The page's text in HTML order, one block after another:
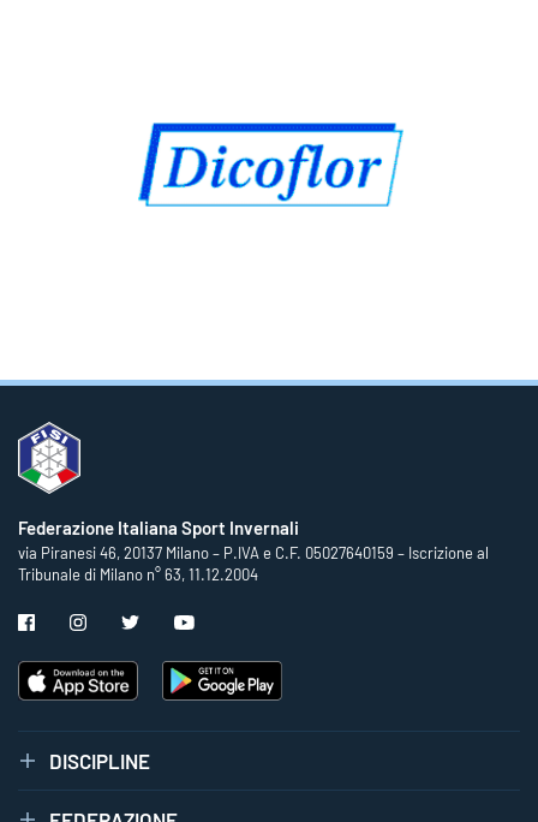
Federazione Italiana Sport Invernali
via Piranesi 46, 20137 Milano – P.IVA e C.F. 05027640159 – Iscrizione al
Tribunale di Milano n° 63, 11.12.2004
DISCIPLINE